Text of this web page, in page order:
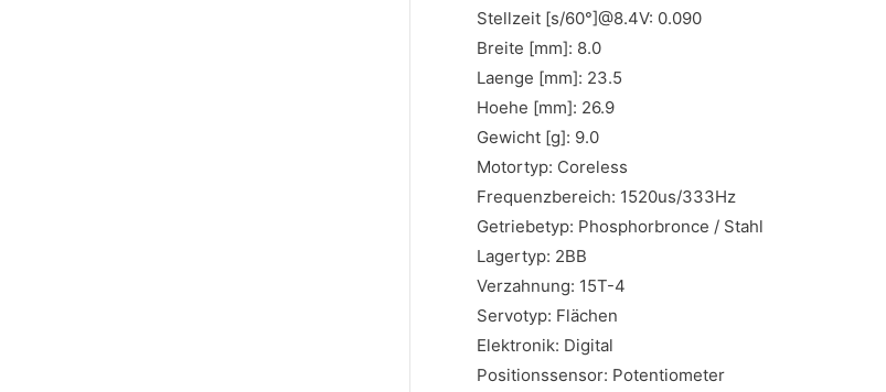
Stellzeit [s/60°]@8.4V: 0.090
Breite [mm]: 8.0
Laenge [mm]: 23.5
Hoehe [mm]: 26.9
Gewicht [g]: 9.0
Motortyp: Coreless
Frequenzbereich: 1520us/333Hz
Getriebetyp: Phosphorbronce / Stahl
Lagertyp: 2BB
Verzahnung: 15T-4
Servotyp: Flächen
Elektronik: Digital
Positionssensor: Potentiometer